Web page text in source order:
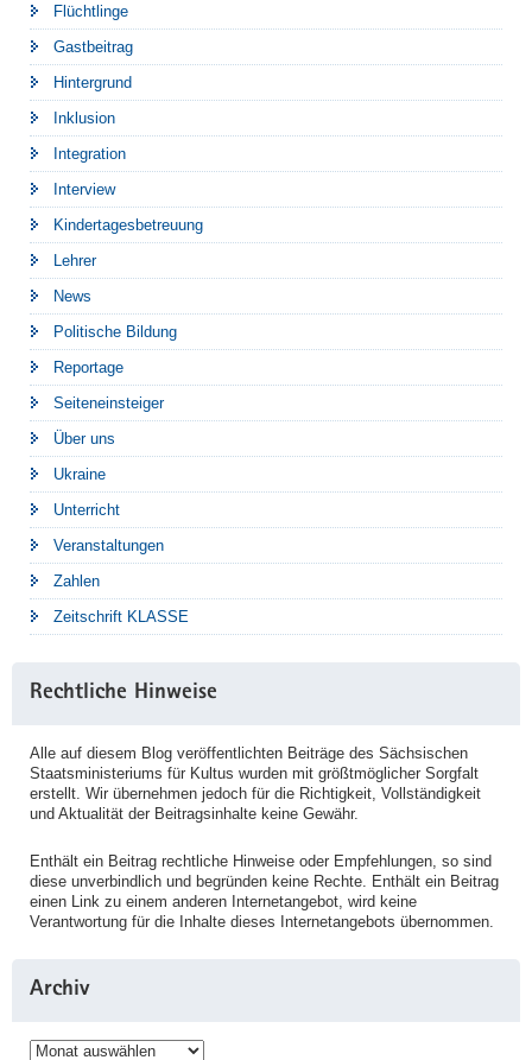
Flüchtlinge
Gastbeitrag
Hintergrund
Inklusion
Integration
Interview
Kindertagesbetreuung
Lehrer
News
Politische Bildung
Reportage
Seiteneinsteiger
Über uns
Ukraine
Unterricht
Veranstaltungen
Zahlen
Zeitschrift KLASSE
Rechtliche Hinweise
Alle auf diesem Blog veröffentlichten Beiträge des Sächsischen
Staatsministeriums für Kultus wurden mit größtmöglicher Sorgfalt
erstellt. Wir übernehmen jedoch für die Richtigkeit, Vollständigkeit
und Aktualität der Beitragsinhalte keine Gewähr.
Enthält ein Beitrag rechtliche Hinweise oder Empfehlungen, so sind
diese unverbindlich und begründen keine Rechte. Enthält ein Beitrag
einen Link zu einem anderen Internetangebot, wird keine
Verantwortung für die Inhalte dieses Internetangebots übernommen.
Archiv
Archiv